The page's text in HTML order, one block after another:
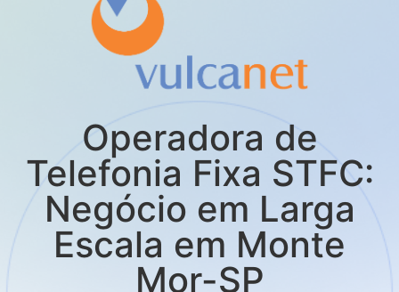
Operadora de
Telefonia Fixa STFC:
Negócio em Larga
Escala em Monte
Mor-SP